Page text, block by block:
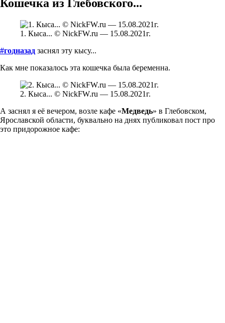
Кошечка из Глебовского...
1. Кыса... © NickFW.ru — 15.08.2021г.
#годназад заснял эту кысу...
Как мне показалось эта кошечка была беременна.
2. Кыса... © NickFW.ru — 15.08.2021г.
А заснял я её вечером, возле кафе «Медведь» в Глебовском,
Ярославской области, буквально на днях публиковал пост про
это придорожное кафе: